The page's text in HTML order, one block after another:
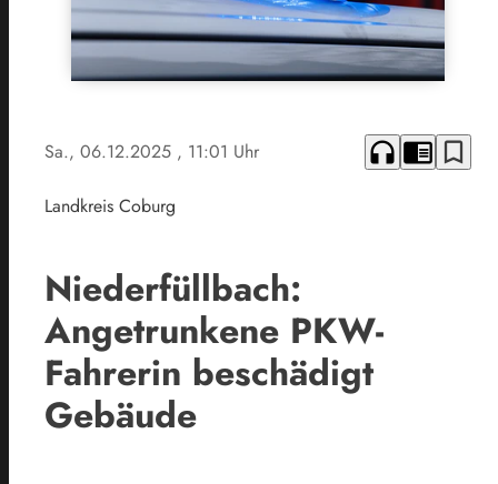
Sa., 06.12.2025 , 11:01 Uhr headphones chrome_reader_mode bookmark_border
Landkreis Coburg
Niederfüllbach:
Angetrunkene PKW-
Fahrerin beschädigt
Gebäude